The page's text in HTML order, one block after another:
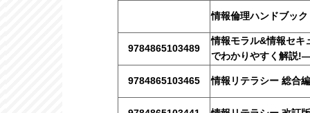
情報倫理ハンドブッ
9784865103489
情報モラル&情報セ
でわかりやすく解説
9784865103465 情報リテラシー 総合